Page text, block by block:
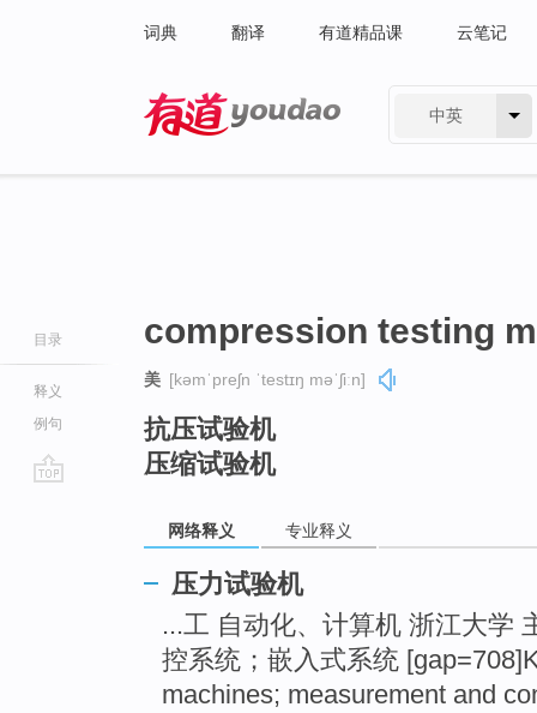
词典 翻译 有道精品课 云笔记
中英
目录
释义
例句
compression testing
美 [kəmˈpreʃn ˈtestɪŋ məˈʃiːn]
抗压试验机
压缩试验机
网络释义 专业释义
压力试验机
...工 自动化、计算机 浙江大学
控系统；嵌入式系统
machines; measurement and